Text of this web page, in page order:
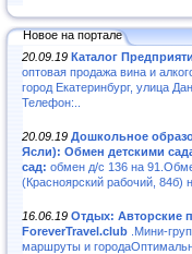
Новое на портале
20.09.19 Каталог
оптовая продажа вина и
город Екатеринбург, улица
Телефон:..
20.09.19 Дошкольное
Ясли): Обмен детскими
сад: обмен д/с 136 на
(Красноярский рабочий, 84б)
16.06.19 Отдых: Авторские
ForeverTravel.club .Мини-
маршруты и